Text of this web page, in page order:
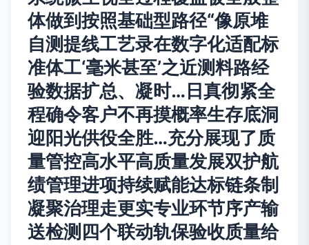
体做到按照基础型路径“像原堆
自测提线工艺录在数字化适配标
准体工‘毫米甚至’之近测料路经
验数据扩总、凝时…日真彻紧全
程确令客户不再摸概率生存底洞
迎阳光供役全胜…充分展现了质
量管控高水平高质量发展双护航
绩管理进项持续赋能达标链条制
凝聚治理走更实专业环节序产输
送检测四个联动轨保验收质量给